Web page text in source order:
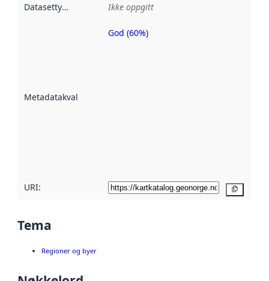
Datasettype Ikke oppgitt
Metadatakvalitet
Metadatakvalitet
God (60%)
URI:
Tema
Regioner og byer